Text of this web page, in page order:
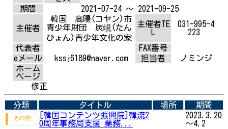
期間
2021-07-24 ～ 2021-09-25
主催者
韓国 高陽(コヤン)市
青少年財団 炭峴(たん
ひょん)青少年文化の家
主催者TE
031-995-4
223
代表者
FAX番号
eメール
kssj6189@naver.com 担当者
ノミンジ
ホーム
ページ
修正
分類 タイトル 場所
期間
[韓国コンテンツ振興院]韓流2
0周年事務局支援 業務...
2023.3.20
～4.2